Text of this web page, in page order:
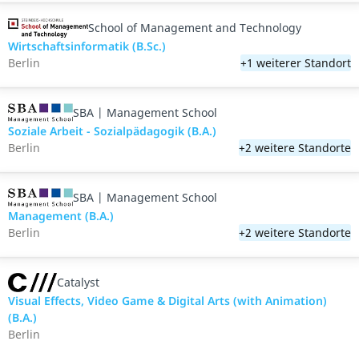
School of Management and Technology
Wirtschaftsinformatik (B.Sc.)
Berlin
+1 weiterer Standort
SBA | Management School
Soziale Arbeit - Sozialpädagogik (B.A.)
Berlin
+2 weitere Standorte
SBA | Management School
Management (B.A.)
Berlin
+2 weitere Standorte
Catalyst
Visual Effects, Video Game & Digital Arts (with Animation)
(B.A.)
Berlin